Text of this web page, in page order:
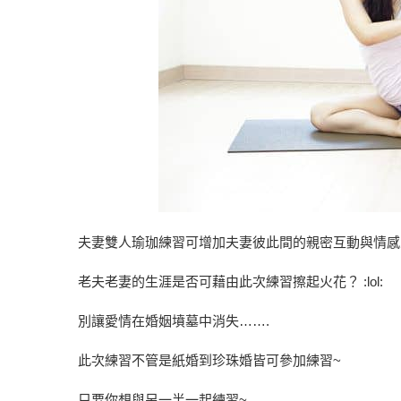
夫妻雙人瑜珈練習可增加夫妻彼此間的親密互動與情
老夫老妻的生涯是否可藉由此次練習擦起火花？ :lol:
別讓愛情在婚姻墳墓中消失…….
此次練習不管是紙婚到珍珠婚皆可參加練習~